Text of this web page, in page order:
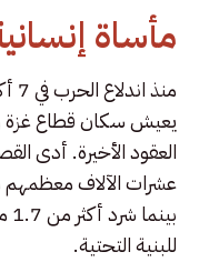
مأساة
يعيش سكان قطاع غزة
العقود الأخيرة. أدى
عشرات الآلاف معظمهم
للبنية التحتية.